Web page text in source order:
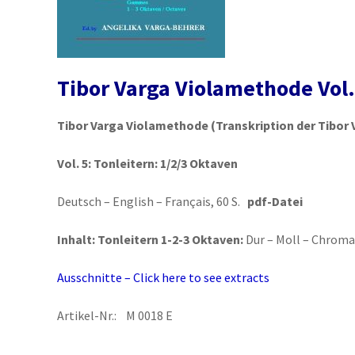
Tibor Varga Violamethode
Tibor Varga Violamethode (Transkription der Tibor
Vol. 5: Tonleitern: 1/2/3 Oktaven
Deutsch – English – Français, 60 S. pdf-Datei
Inhalt: Tonleitern 1-2-3 Oktaven: Dur – Moll –
Ausschnitte – Click here to see extracts
Artikel-Nr.: M 0018 E